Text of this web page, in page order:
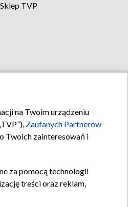
Sklep TVP
na Twoim urządzeniu
Zaufanych Partnerów
Twoich zainteresowań i
za pomocą technologii
treści oraz reklam,